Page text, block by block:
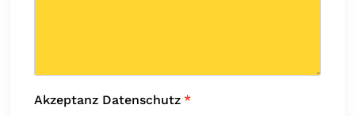
Akzeptanz Datenschutz *